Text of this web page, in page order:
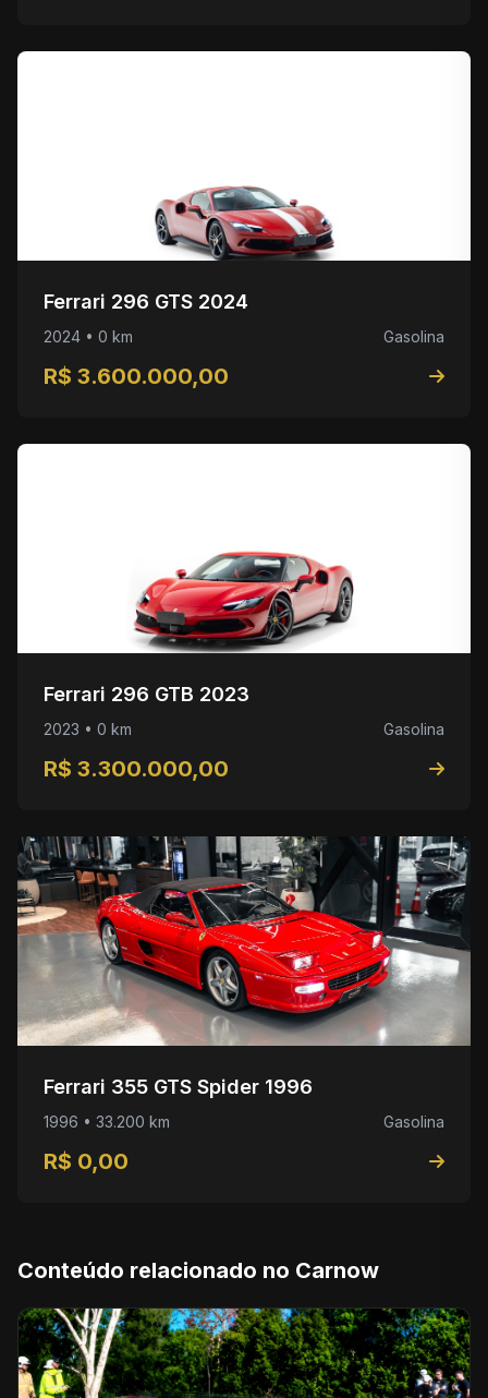
Ferrari 296 GTS 2024
2024 • 0 km Gasolina
R$ 3.600.000,00
Ferrari 296 GTB 2023
2023 • 0 km Gasolina
R$ 3.300.000,00
Ferrari 355 GTS Spider 1996
1996 • 33.200 km Gasolina
R$ 0,00
Conteúdo relacionado no Carnow